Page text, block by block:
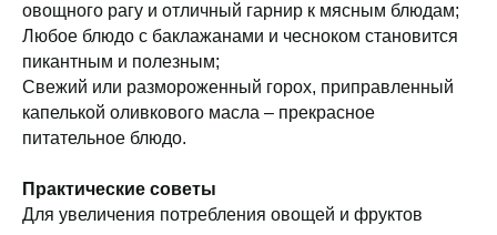
овощного рагу и отличный гарнир к мясным блюдам;
Любое блюдо с баклажанами и чесноком становится
пикантным и полезным;
Свежий или размороженный горох, приправленный
капелькой оливкового масла – прекрасное
питательное блюдо.
Практические советы
Для увеличения потребления овощей и фруктов